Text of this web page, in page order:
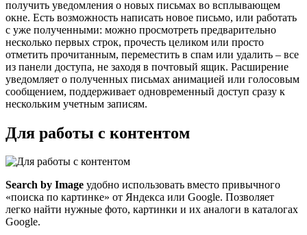
получить уведомления о новых письмах во всплывающем
окне. Есть возможность написать новое письмо, или работать
с уже полученными: можно просмотреть предварительно
несколько первых строк, прочесть целиком или просто
отметить прочитанным, переместить в спам или удалить – все
из панели доступа, не заходя в почтовый ящик. Расширение
уведомляет о полученных письмах анимацией или голосовым
сообщением, поддерживает одновременный доступ сразу к
нескольким учетным записям.
Для работы с контентом
Search by Image удобно использовать вместо привычного
«поиска по картинке» от Яндекса или Google. Позволяет
легко найти нужные фото, картинки и их аналоги в каталогах
Google.